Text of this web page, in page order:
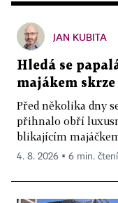
JAN KUBITA
Hledá se
majákem
Před několika dny
přihnalo obří
blikajícím
4. 8. 2026 ▪ 6 min. čtení